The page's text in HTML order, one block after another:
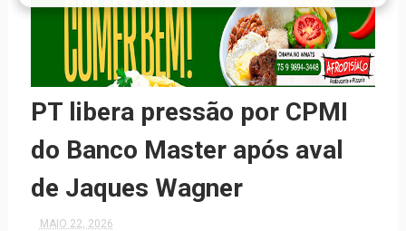
PT libera pressão por CPMI
do Banco Master após aval
de Jaques Wagner
MAIO 22, 2026